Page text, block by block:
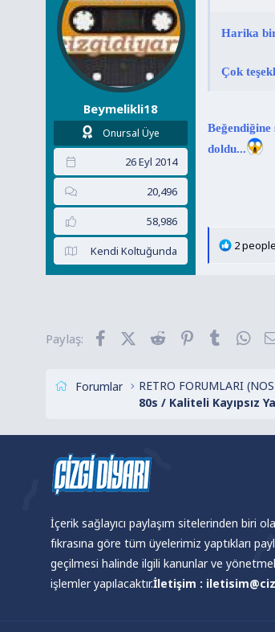
Beymelikli18
Onursal Üye
26 Eyl 2014
20,496
58,986
Kendi Koltuğunda
Harika bir
Çok
doldu...
T
e
2 people
Paylaş: FacebookX (Twitter)
Reddit PinterestTumblr
Forumlar RETRO FORUMLARI
80s / Kaliteli Kayıpsız
İçerik sağlayıcı paylaşım sitelerinden biri
fıkrasına göre tüm üyelerimiz yaptıkları
geçilmesi halinde ilgili kanunlar ve
işlemler yapılacaktır.İletişim :